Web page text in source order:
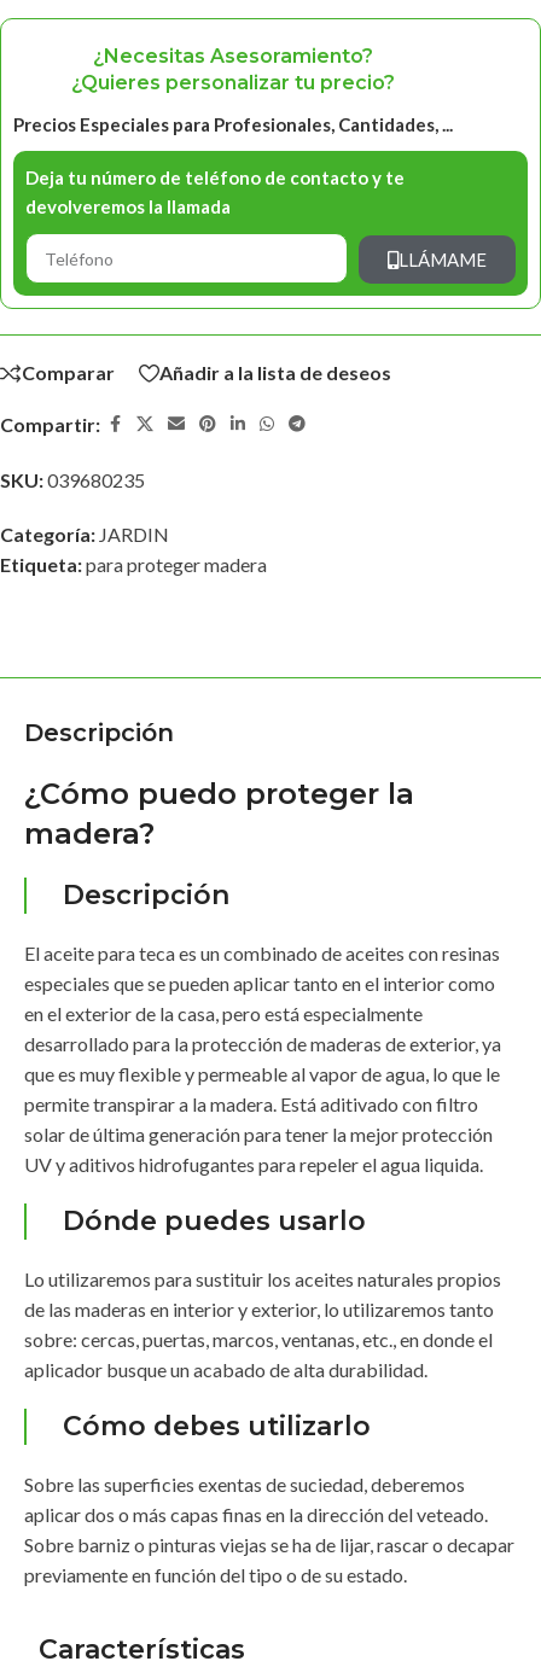
¿Necesitas Asesoramiento?
¿Quieres personalizar tu precio?
Precios Especiales para Profesionales, Cantidades, ...
Deja tu número de teléfono de contacto y te
devolveremos la llamada
LLÁMAME
Comparar Añadir a la lista de deseos
Compartir:
SKU:039680235
Categoría: JARDIN
Etiqueta:para proteger madera
Descripción
¿Cómo puedo proteger la
madera?
Descripción
El aceite para teca es un combinado de aceites con resinas
especiales que se pueden aplicar tanto en el interior como
en el exterior de la casa, pero está especialmente
desarrollado para la protección de maderas de exterior, ya
que es muy flexible y permeable al vapor de agua, lo que le
permite transpirar a la madera. Está aditivado con filtro
solar de última generación para tener la mejor protección
UV y aditivos hidrofugantes para repeler el agua liquida.
Dónde puedes usarlo
Lo utilizaremos para sustituir los aceites naturales propios
de las maderas en interior y exterior, lo utilizaremos tanto
sobre: cercas, puertas, marcos, ventanas, etc., en donde el
aplicador busque un acabado de alta durabilidad.
Cómo debes utilizarlo
Sobre las superficies exentas de suciedad, deberemos
aplicar dos o más capas finas en la dirección del veteado.
Sobre barniz o pinturas viejas se ha de lijar, rascar o decapar
previamente en función del tipo o de su estado.
Características